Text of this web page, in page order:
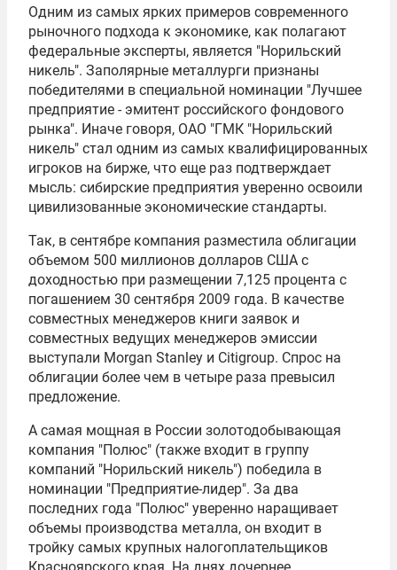
Одним из самых ярких примеров современного
рыночного подхода к экономике, как полагают
федеральные эксперты, является "Норильский
никель". Заполярные металлурги признаны
победителями в специальной номинации "Лучшее
предприятие - эмитент российского фондового
рынка". Иначе говоря, ОАО "ГМК "Норильский
никель" стал одним из самых квалифицированных
игроков на бирже, что еще раз подтверждает
мысль: сибирские предприятия уверенно освоили
цивилизованные экономические стандарты.
Так, в сентябре компания разместила облигации
объемом 500 миллионов долларов США с
доходностью при размещении 7,125 процента с
погашением 30 сентября 2009 года. В качестве
совместных менеджеров книги заявок и
совместных ведущих менеджеров эмиссии
выступали Morgan Stanley и Citigroup. Спрос на
облигации более чем в четыре раза превысил
предложение.
А самая мощная в России золотодобывающая
компания "Полюс" (также входит в группу
компаний "Норильский никель") победила в
номинации "Предприятие-лидер". За два
последних года "Полюс" уверенно наращивает
объемы производства металла, он входит в
тройку самых крупных налогоплательщиков